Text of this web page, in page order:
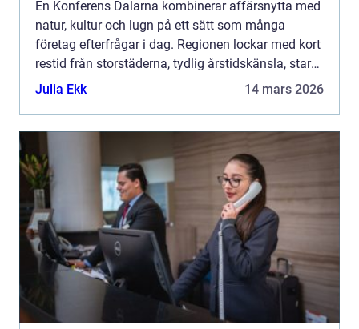
En Konferens Dalarna kombinerar affärsnytta med
natur, kultur och lugn på ett sätt som många
företag efterfrågar i dag. Regionen lockar med kort
restid från storstäderna, tydlig årstidskänsla, stark
lokal matkultur och en miljö som gör det lättare
Julia Ekk 14 mars 2026